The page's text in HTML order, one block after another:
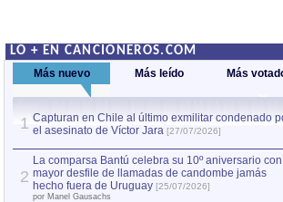
LO + EN CANCIONEROS.COM
Más nuevo Más leído Más
1 Capturan en Chile al último exmilitar condenado
el asesinato de Víctor Jara [27/07/2026]
2
La comparsa Bantú celebra su 10º aniversario con
mayor desfile de llamadas de candombe jamás
hecho fuera de Uruguay [25/07/2026]
por Manel Gausachs